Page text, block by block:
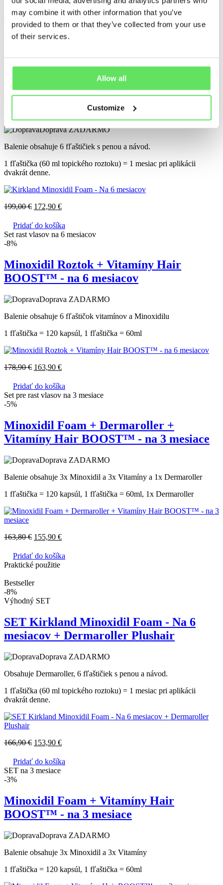
may combine it with other information that you’ve
provided to them or that they’ve collected from your use
of their services.
Allow all
Customize
1 fľaštička = 120 kapsúl, 1 fľaštička = 60ml
258,90€ 244,90€
Pridať do košíka
Pohodlná aplikácia
Kirkland Minoxidil Foam - Na 6
Doprava ZADARMO
Balenie obsahuje 6 fľaštičiek s penou a návod.
1 fľaštička (60 ml topického roztoku) = 1 mesiac pri aplikácii
dvakrát denne.
199,00€ 172,90 €
Pridať do košíka
Set rast vlasov na 6 mesiacov
-8%
Minoxidil Roztok + Vitamíny Hair
BOOST™ - na 6 mesiacov
Doprava ZADARMO
Balenie obsahuje 6 fľaštičok vitamínov a Minoxidilu
1 fľaštička = 120 kapsúl, 1 fľaštička = 60ml
178,90€ 163,90 €
Pridať do košíka
Set pre rast vlasov na 3 mesiace
-5%
Minoxidil Foam + Dermaroller +
Vitamíny Hair BOOST™ - na 3 mesiace
Doprava ZADARMO
Balenie obsahuje 3x Minoxidil a 3x Vitamíny a 1x Dermaroller
1 fľaštička = 120 kapsúl, 1 fľaštička = 60ml, 1x Dermaroller
163,80€ 155,90 €
Pridať do košíka
Praktické použitie
Bestseller
-8%
Výhodný SET
SET Kirkland Minoxidil Foam - Na 6
mesiacov + Dermaroller Plushair
Doprava ZADARMO
Obsahuje Dermaroller, 6 fľaštičiek s penou a návod.
1 fľaštička (60 ml topického roztoku) = 1 mesiac pri aplikácii
dvakrát denne.
166,90€ 153,90 €
Pridať do košíka
SET na 3 mesiace
-3%
Minoxidil Foam + Vitamíny Hair
BOOST™ - na 3 mesiace
Doprava ZADARMO
Balenie obsahuje 3x Minoxidil a 3x Vitamíny
1 fľaštička = 120 kapsúl, 1 fľaštička = 60ml